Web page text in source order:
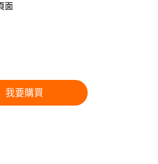
面
我要購買